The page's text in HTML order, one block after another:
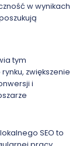
w wynikach
tym
zwiększenie
i
SEO to